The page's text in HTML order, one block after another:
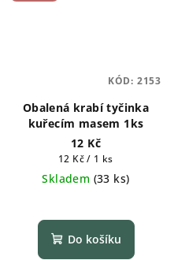
Obalená krabí tyčinka
kuřecím masem 1ks
12 Kč
Měrná
cena:
12 Kč / 1 ks
Skladem (33 ks)
Do košíku
KÓD: 2153